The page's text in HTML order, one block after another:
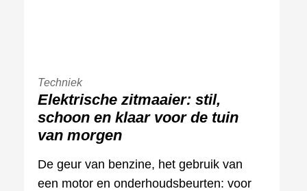
Techniek
Elektrische zitmaaier: stil,
schoon en klaar voor de tuin
van morgen
De geur van benzine, het gebruik van
een motor en onderhoudsbeurten: voor